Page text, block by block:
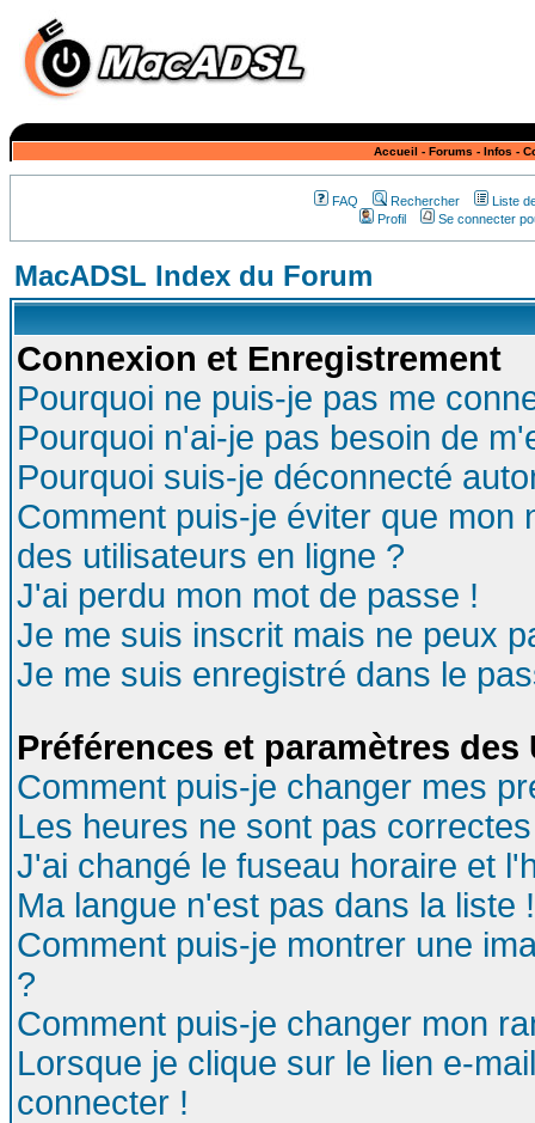
Accueil - Forums - Infos -
FAQ Rechercher
Liste
Profil
Se connecter
MacADSL Index du Forum
Connexion et Enregistrement
Pourquoi ne puis-je pas me
Pourquoi n'ai-je pas besoin de
Pourquoi suis-je déconnecté
Comment puis-je éviter que mon
des utilisateurs en ligne ?
J'ai perdu mon mot de passe !
Je me suis inscrit mais ne peux
Je me suis enregistré dans le
Préférences et paramètres
Comment puis-je changer mes
Les heures ne sont pas
J'ai changé le fuseau horaire et
Ma langue n'est pas dans la liste !
Comment puis-je montrer une
?
Comment puis-je changer mon
Lorsque je clique sur le lien e-
connecter !